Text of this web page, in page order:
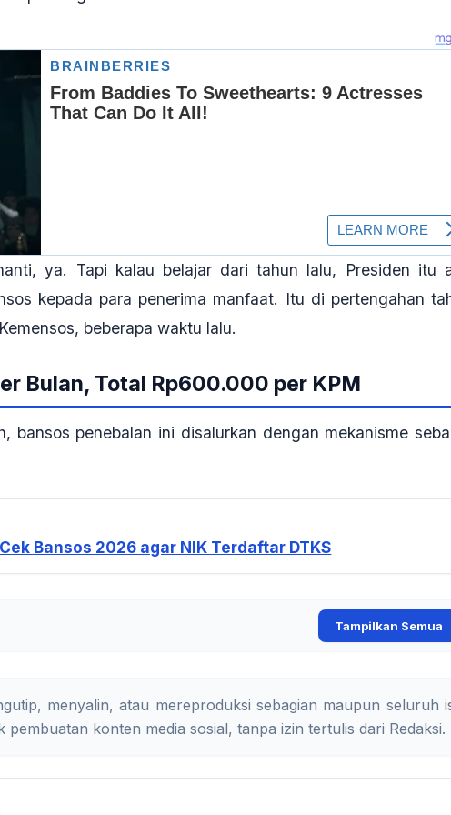
ya. Tapi kalau belajar dari tahun lalu, Presiden itu
kepada para penerima manfaat. Itu di pertengahan
beberapa waktu lalu.
Bulan, Total Rp600.000 per KPM
bansos penebalan ini disalurkan dengan mekanisme
Bansos 2026 agar NIK Terdaftar DTKS
Tampilkan Semua
menyalin, atau mereproduksi sebagian maupun seluruh
konten media sosial, tanpa izin tertulis dari Redaksi.